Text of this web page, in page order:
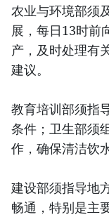
农业与环境部须
展，每日13时前
产，及时处理有
建议。
教育培训部须指
条件；卫生部须
作，确保清洁饮
建设部须指导地
畅通，特别是主